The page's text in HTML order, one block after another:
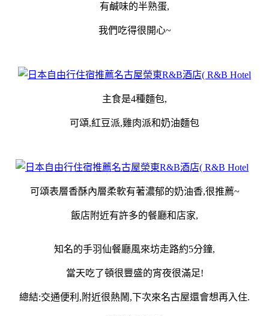
有鹹味的半熟蛋,
我們吃得很開心~
主食是4種麵包,
可頌,紅豆派,雞肉派和奶油麵包
可頌表層香酥內層柔軟有著濃郁的奶油香,很推薦~
飯店附近有許多的餐廳和店家,
知名的手羽仙餐廳風來坊走路約5分鐘,
當天吃了頓很豐盛的宵夜很滿足!
總結:交通便利,附近很熱鬧,下次來名古屋還會想再入住.